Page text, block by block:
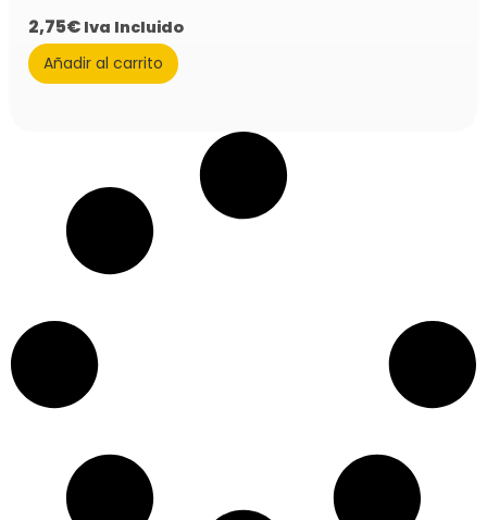
2,75€ Iva Incluido
Añadir al carrito